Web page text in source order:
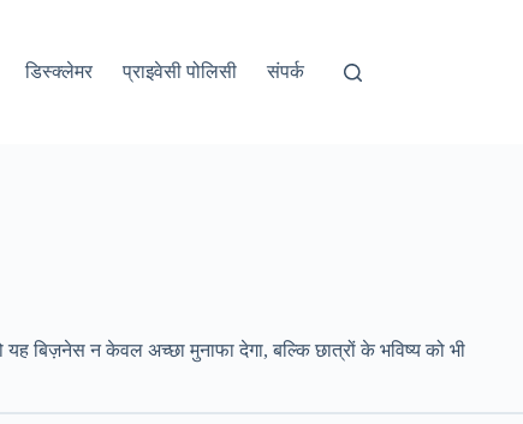
डिस्क्लेमर प्राइवेसी पोलिसी संपर्क
बिज़नेस न केवल अच्छा मुनाफा देगा, बल्कि छात्रों के भविष्य को भी